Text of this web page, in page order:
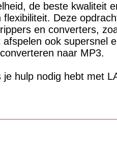
de beste kwaliteit
flexibiliteit. Deze
en converters,
ook supersnel
naar MP3.
je hulp nodig hebt met